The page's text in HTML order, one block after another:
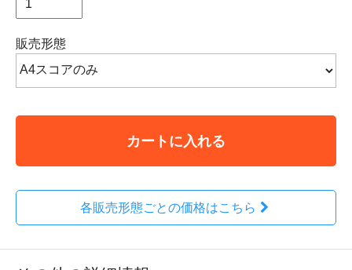
販売形態
カートに入れる
各販売形態ごとの価格はこちら